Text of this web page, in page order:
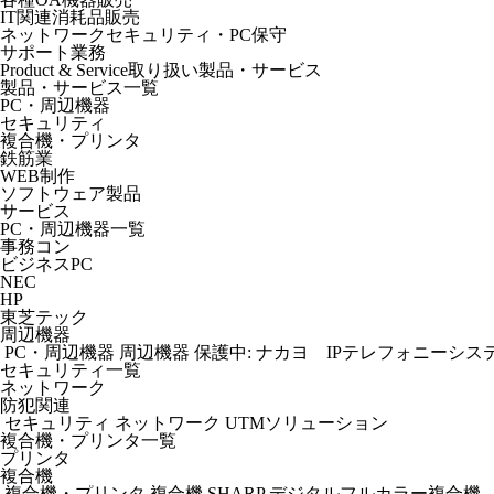
IT関連消耗品販売
ネットワークセキュリティ・PC保守
サポート業務
Product & Service取り扱い製品・サービス
製品・サービス一覧
PC・周辺機器
セキュリティ
複合機・プリンタ
鉄筋業
WEB制作
ソフトウェア製品
サービス
PC・周辺機器一覧
事務コン
ビジネスPC
NEC
HP
東芝テック
周辺機器
PC・周辺機器 周辺機器 保護中: ナカヨ IPテレフォニーシス
セキュリティ一覧
ネットワーク
防犯関連
セキュリティ ネットワーク UTMソリューション
複合機・プリンタ一覧
プリンタ
複合機